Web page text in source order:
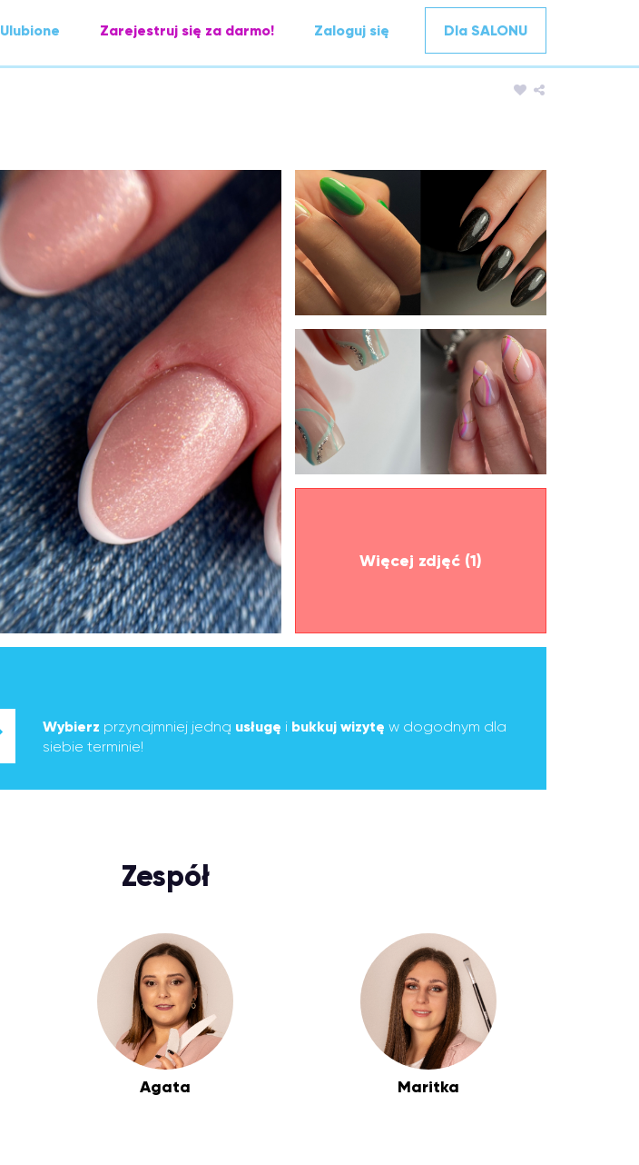
Ulubione Zarejestruj się za darmo! Zaloguj się Dla SALONU
Więcej zdjęć (1)
Wybierz przynajmniej jedną usługę i bukkuj wizytę w dogodnym dla
siebie terminie!
Zespół
Agata Maritka